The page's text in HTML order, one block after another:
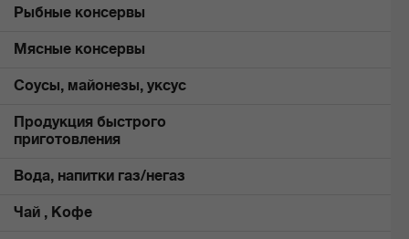
Рыбные консервы
Мясные консервы
Соусы, майонезы, уксус
Продукция быстрого
приготовления
Вода, напитки газ/негаз
Чай , Кофе